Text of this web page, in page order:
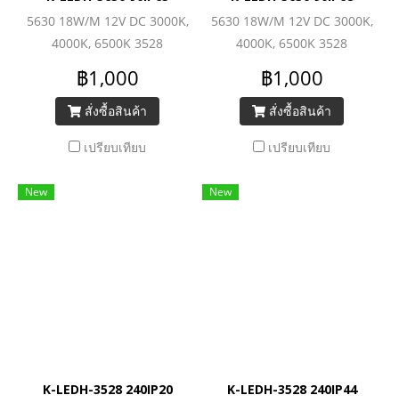
5630 18W/M 12V DC 3000K,
4000K, 6500K 3528
(240LEDs/M) 1560lm/M
฿1,000
สั่งซื้อสินค้า
เปรียบเทียบ
5630 18W/M 12V DC 3000K,
4000K, 6500K 3528
(240LEDs/M) 1560lm/M
฿1,000
สั่งซื้อสินค้า
เปรียบเทียบ
New
K-LEDH-3528 240IP20
New
K-LEDH-3528 240IP44